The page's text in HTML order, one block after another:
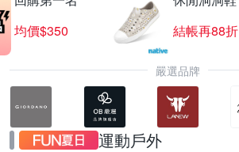
SEIKO 鬧鐘掛鐘 結帳87折
滿1件享87折
均價$350
結帳再88折
嚴選品牌
運動戶外